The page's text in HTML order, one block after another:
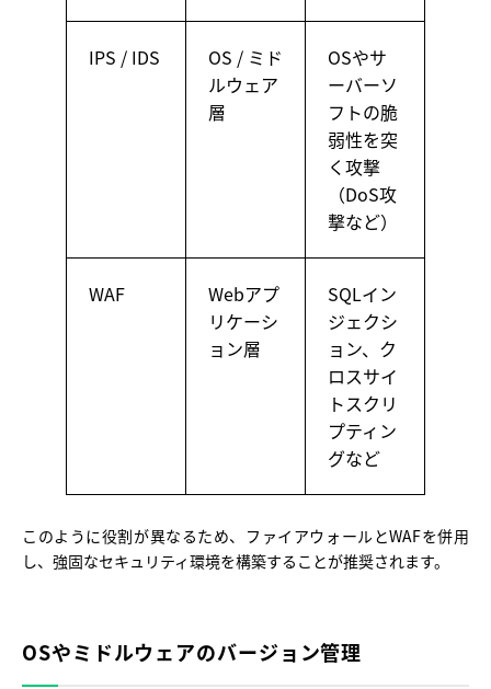
IPS / IDS
OS / ミド
ルウェア
層
OSやサ
ーバーソ
フトの脆
弱性を突
く攻撃
（DoS攻
撃など）
WAF
Webアプ
リケーシ
ョン層
SQLイン
ジェクシ
ョン、ク
ロスサイ
トスクリ
プティン
グなど
このように役割が異なるため、ファイアウォールとWAFを併用
し、強固なセキュリティ環境を構築することが推奨されます。
OSやミドルウェアのバージョン管理